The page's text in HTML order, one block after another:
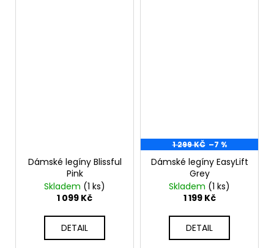
Dámské legíny Blissful
Pink
Skladem (1 ks)
1 099 Kč
DETAIL
1 299 KČ –7 %
Dámské legíny EasyLift
Grey
Skladem (1 ks)
1 199 Kč
DETAIL